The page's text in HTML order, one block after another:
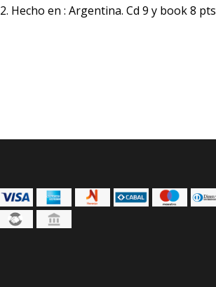
Hecho en : Argentina. Cd 9 y book 8 pts